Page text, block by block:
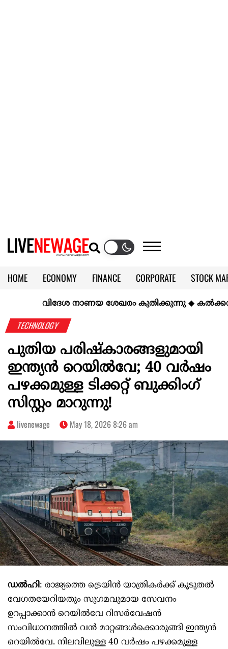
HOME ECONOMY FINANCE CORPORATE
STOCK
CALENDAR
KERALA @70
വിദേശ നാണയ ശേഖരം കുതിക്കുന്നു◆കല്‍ക്കരിയില്‍
TECHNOLOGY
പുതിയ പരിഷ്‌കാരങ്ങളുമായി
ഇന്ത്യൻ റെയിൽവേ; 40 വർഷം
പഴക്കമുള്ള ടിക്കറ്റ് ബുക്കിംഗ്
സിസ്റ്റം മാറുന്നു!
livenewage May 18, 2026 8:26 am
ഡൽഹി: രാജ്യത്തെ ട്രെയിൻ യാത്രികർക്ക് കൂടുതൽ
വേഗതയേറിയതും സുഗമവുമായ സേവനം
ഉറപ്പാക്കാൻ റെയിൽവേ റിസർവേഷൻ
സംവിധാനത്തിൽ വൻ മാറ്റങ്ങൾക്കൊരുങ്ങി ഇന്ത്യൻ
റെയിൽവേ. നിലവിലുള്ള 40 വർഷം പഴക്കമുള്ള